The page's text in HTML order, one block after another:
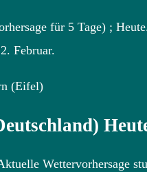
für 5 Tage) ;
Februar.
(Eifel)
Wettervorhersage